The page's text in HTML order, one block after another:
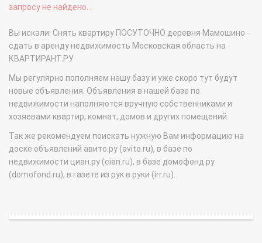
запросу не найдено...
Вы искали: Снять квартиру ПОСУТОЧНО деревня Мамошино -
сдать в аренду недвижимость Московская область на
КВАРТИРАНТ.РУ
Мы регулярно пополняем нашу базу и уже скоро тут будут
новые объявления. Объявления в нашей базе по
недвижимости наполняются вручную собственниками и
хозяевами квартир, комнат, домов и других помещений.
Так же рекомендуем поискать нужную Вам информацию на
доске объявлений авито.ру (avito.ru), в базе по
недвижимости циан.ру (cian.ru), в базе домофонд.ру
(domofond.ru), в газете из рук в руки (irr.ru).